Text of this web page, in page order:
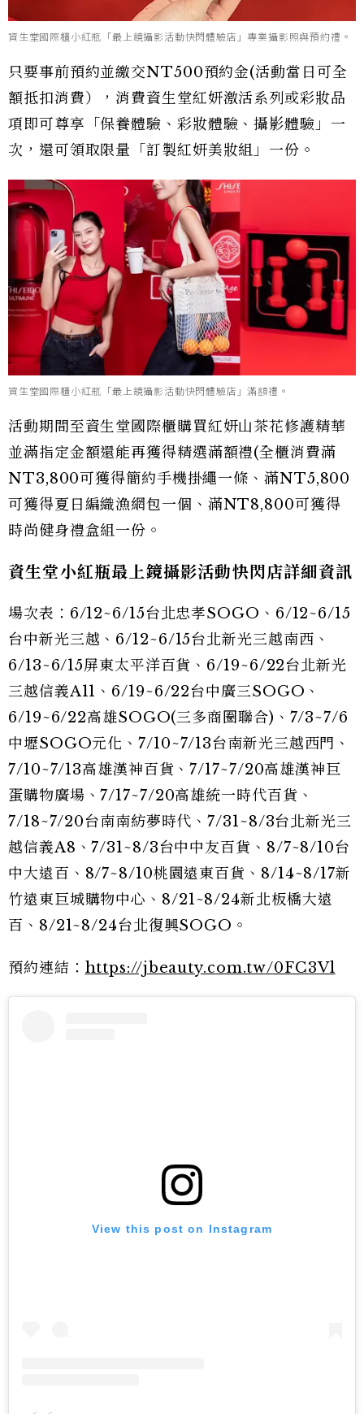
資生堂國際櫃小紅瓶「最上鏡攝影活動快閃體驗店」專業攝影照與預約禮。
只要事前預約並繳交NT500預約金(活動當日可全
額抵扣消費），消費資生堂紅妍激活系列或彩妝品
項即可尊享「保養體驗、彩妝體驗、攝影體驗」一
次，還可領取限量「訂製紅妍美妝組」一份。
資生堂國際櫃小紅瓶「最上鏡攝影活動快閃體驗店」滿額禮。
活動期間至資生堂國際櫃購買紅妍山茶花修護精華
並滿指定金額還能再獲得精選滿額禮(全櫃消費滿
NT3,800可獲得簡約手機掛繩一條、滿NT5,800
可獲得夏日編織漁網包一個、滿NT8,800可獲得
時尚健身禮盒組一份。
資生堂小紅瓶最上鏡攝影活動快閃店詳細資訊
場次表：6/12~6/15台北忠孝SOGO、6/12~6/15
台中新光三越、6/12~6/15台北新光三越南西、
6/13~6/15屏東太平洋百貨、6/19~6/22台北新光
三越信義A11、6/19~6/22台中廣三SOGO、
6/19~6/22高雄SOGO(三多商圈聯合)、7/3~7/6
中壢SOGO元化、7/10~7/13台南新光三越西門、
7/10~7/13高雄漢神百貨、7/17~7/20高雄漢神巨
蛋購物廣場、7/17~7/20高雄統一時代百貨、
7/18~7/20台南南紡夢時代、7/31~8/3台北新光三
越信義A8、7/31~8/3台中中友百貨、8/7~8/10台
中大遠百、8/7~8/10桃園遠東百貨、8/14~8/17新
竹遠東巨城購物中心、8/21~8/24新北板橋大遠
百、8/21~8/24台北復興SOGO。
預約連結： https://jbeauty.com.tw/0FC3Vl
View this post on Instagram